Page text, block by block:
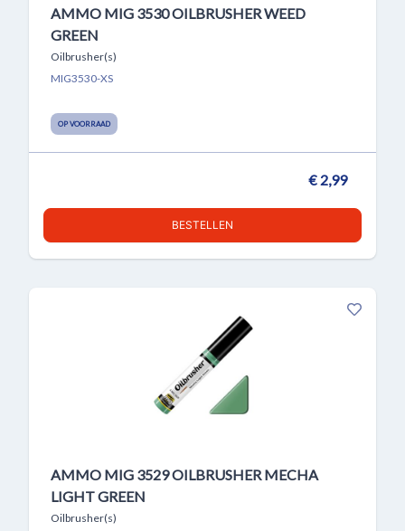
AMMO MIG 3530 OILBRUSHER WEED
GREEN
Oilbrusher(s)
MIG3530-XS
OP VOORRAAD
€ 2,99
BESTELLEN
AMMO MIG 3529 OILBRUSHER MECHA
LIGHT GREEN
Oilbrusher(s)